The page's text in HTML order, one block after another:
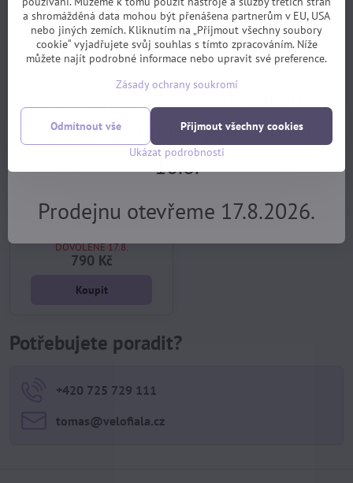
Koupit Koupit
39%
pumpa AUTHOR nožní AAP
Power Jet 3 X1 (černá)
DOVOLENÉ 17.8.
790 Kč
Koupit
Potřebujete poradit?
+420 725 729 111
tomas​@velofiala​.cz
a shromážděná data mohou být přenášena partnerům v EU, USA
nebo jiných zemích. Kliknutím na „Přijmout všechny soubory
cookie“ vyjadřujete svůj souhlas s tímto zpracováním. Níže
můžete najít podrobné informace nebo upravit své preference.
Zásady ochrany soukromí
Ukázat podrobnosti
Přijmout všechny cookies
Odmítnout vše
Objednávky z e-shopu budeme
vyřizovat 17.8.
Servis pro předem objednané
zákazníky bude v provozu od
10.8.
Prodejnu otevřeme 17.8.2026.